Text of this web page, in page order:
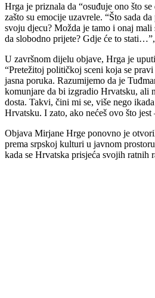
Hrga je priznala da “osuđuje ono što
zašto su emocije uzavrele. “Što sada
svoju djecu? Možda je tamo i onaj mali
da slobodno prijete? Gdje će to
U završnom dijelu objave, Hrga je
“Pretežitoj političkoj sceni koja se
jasna poruka. Razumijemo da je
komunjare da bi izgradio Hrvatsku, ali
dosta. Takvi, čini mi se, više nego
Hrvatsku. I zato, ako nećeš ovo što jest
Objava Mirjane Hrge ponovno je
prema srpskoj kulturi u javnom
kada se Hrvatska prisjeća svojih ratnih